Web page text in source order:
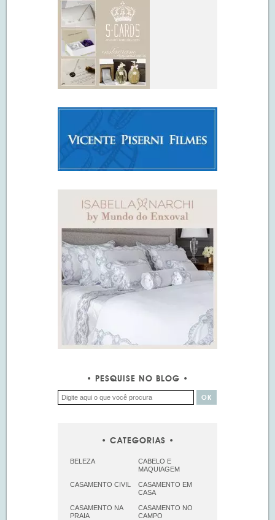
PESQUISE NO BLOG
CATEGORIAS
BELEZA
CABELO E
MAQUIAGEM
CASAMENTO CIVIL
CASAMENTO EM
CASA
CASAMENTO NA
PRAIA
CASAMENTO NO
CAMPO